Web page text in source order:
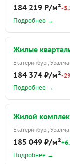
184 219 ₽/м²-
Подробнее →
Жилые
Екатеринбург,
184 374 ₽/м²-
Подробнее →
Жилой
Екатеринбург,
185 049 ₽/м²
Подробнее →